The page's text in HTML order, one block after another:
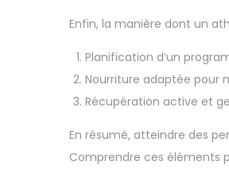
Enfin, la manière dont un
Planification d’un
Nourriture adaptée pour
Récupération active et
En résumé, atteindre des
Comprendre ces éléments